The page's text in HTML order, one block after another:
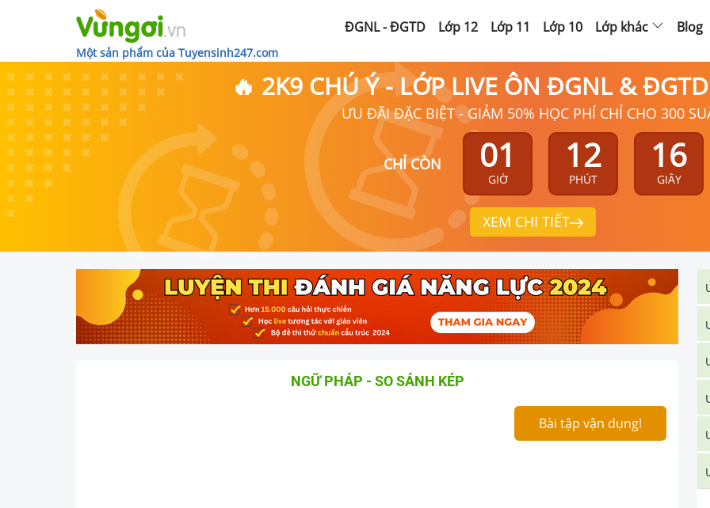
Một sản phẩm của Tuyensinh247.com
ĐGNL - ĐGTD Lớp 12 Lớp 11 Lớp 10 Lớp khác Blog
🔥 2K9 CHÚ Ý - LỚP LIVE ÔN ĐGNL &
ƯU ĐÃI ĐẶC BIỆT - GIẢM 50% HỌC PHÍ CHỈ CHO 300
CHỈ CÒN 01
GIỜ
12
PHÚT
15
GIÂY
XEM CHI TIẾT
NGỮ PHÁP - SO SÁNH KÉP
Bài tập vận dụng!